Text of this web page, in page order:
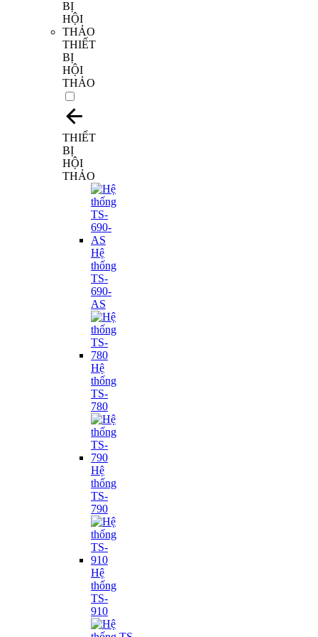
THIẾT
BỊ
HỘI
THẢO
THIẾT
BỊ
HỘI
THẢO
Hệ
thống
TS-
690-
AS
Hệ
thống
TS-
780
Hệ
thống
TS-
790
Hệ
thống
TS-
910